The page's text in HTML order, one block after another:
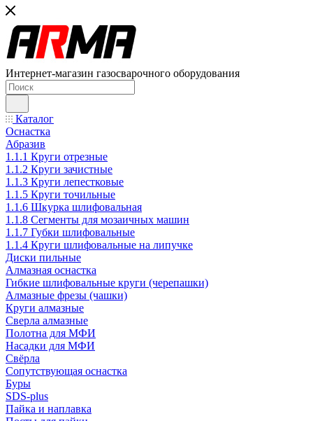
Интернет-магазин газосварочного оборудования
Каталог
Оснастка
Абразив
1.1.1 Круги отрезные
1.1.2 Круги зачистные
1.1.3 Круги лепестковые
1.1.5 Круги точильные
1.1.6 Шкурка шлифовальная
1.1.8 Сегменты для мозаичных машин
1.1.7 Губки шлифовальные
1.1.4 Круги шлифовальные на липучке
Диски пильные
Алмазная оснастка
Гибкие шлифовальные круги (черепашки)
Алмазные фрезы (чашки)
Круги алмазные
Сверла алмазные
Полотна для МФИ
Насадки для МФИ
Свёрла
Сопутствующая оснастка
Буры
SDS-plus
Пайка и наплавка